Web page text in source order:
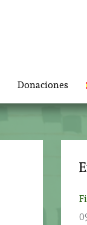
Donaciones